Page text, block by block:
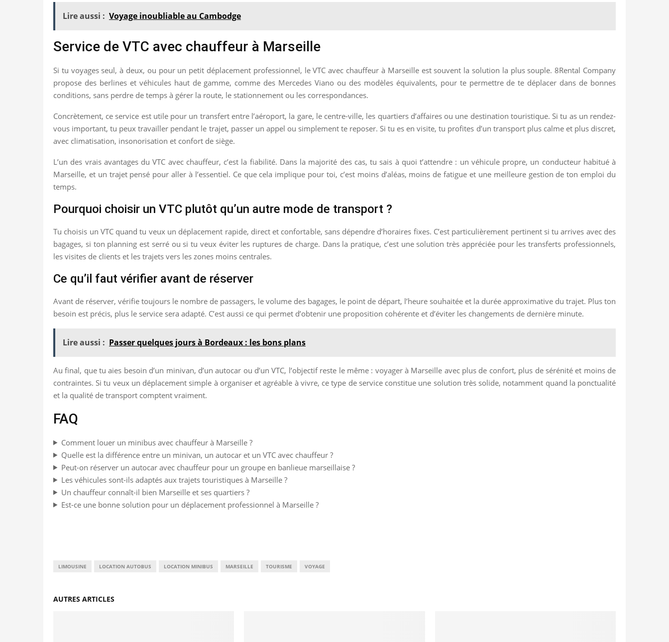
Lire aussi : Voyage inoubliable au Cambodge
Service de VTC avec chauffeur à Marseille
Si tu voyages seul, à deux, ou pour un petit déplacement professionnel, le VTC avec chauffeur à Marseille est souvent la solution la plus souple. 8Rental Company
propose des berlines et véhicules haut de gamme, comme des Mercedes Viano ou des modèles équivalents, pour te permettre de te déplacer dans de bonnes
conditions, sans perdre de temps à gérer la route, le stationnement ou les correspondances.
Concrètement, ce service est utile pour un transfert entre l’aéroport, la gare, le centre-ville, les quartiers d’affaires ou une destination touristique. Si tu as un rendez-
vous important, tu peux travailler pendant le trajet, passer un appel ou simplement te reposer. Si tu es en visite, tu profites d’un transport plus calme et plus discret,
avec climatisation, insonorisation et confort de siège.
L’un des vrais avantages du VTC avec chauffeur, c’est la fiabilité. Dans la majorité des cas, tu sais à quoi t’attendre : un véhicule propre, un conducteur habitué à
Marseille, et un trajet pensé pour aller à l’essentiel. Ce que cela implique pour toi, c’est moins d’aléas, moins de fatigue et une meilleure gestion de ton emploi du
temps.
Pourquoi choisir un VTC plutôt qu’un autre mode de transport ?
Tu choisis un VTC quand tu veux un déplacement rapide, direct et confortable, sans dépendre d’horaires fixes. C’est particulièrement pertinent si tu arrives avec des
bagages, si ton planning est serré ou si tu veux éviter les ruptures de charge. Dans la pratique, c’est une solution très appréciée pour les transferts professionnels,
les visites de clients et les trajets vers les zones moins centrales.
Ce qu’il faut vérifier avant de réserver
Avant de réserver, vérifie toujours le nombre de passagers, le volume des bagages, le point de départ, l’heure souhaitée et la durée approximative du trajet. Plus ton
besoin est précis, plus le service sera adapté. C’est aussi ce qui permet d’obtenir une proposition cohérente et d’éviter les changements de dernière minute.
Lire aussi : Passer quelques jours à Bordeaux : les bons plans
Au final, que tu aies besoin d’un minivan, d’un autocar ou d’un VTC, l’objectif reste le même : voyager à Marseille avec plus de confort, plus de sérénité et moins de
contraintes. Si tu veux un déplacement simple à organiser et agréable à vivre, ce type de service constitue une solution très solide, notamment quand la ponctualité
et la qualité de transport comptent vraiment.
FAQ
Comment louer un minibus avec chauffeur à Marseille ?
Quelle est la différence entre un minivan, un autocar et un VTC avec chauffeur ?
Peut-on réserver un autocar avec chauffeur pour un groupe en banlieue marseillaise ?
Les véhicules sont-ils adaptés aux trajets touristiques à Marseille ?
Un chauffeur connaît-il bien Marseille et ses quartiers ?
Est-ce une bonne solution pour un déplacement professionnel à Marseille ?
LIMOUSINE LOCATION AUTOBUS LOCATION MINIBUS MARSEILLE TOURISME VOYAGE
AUTRES ARTICLES